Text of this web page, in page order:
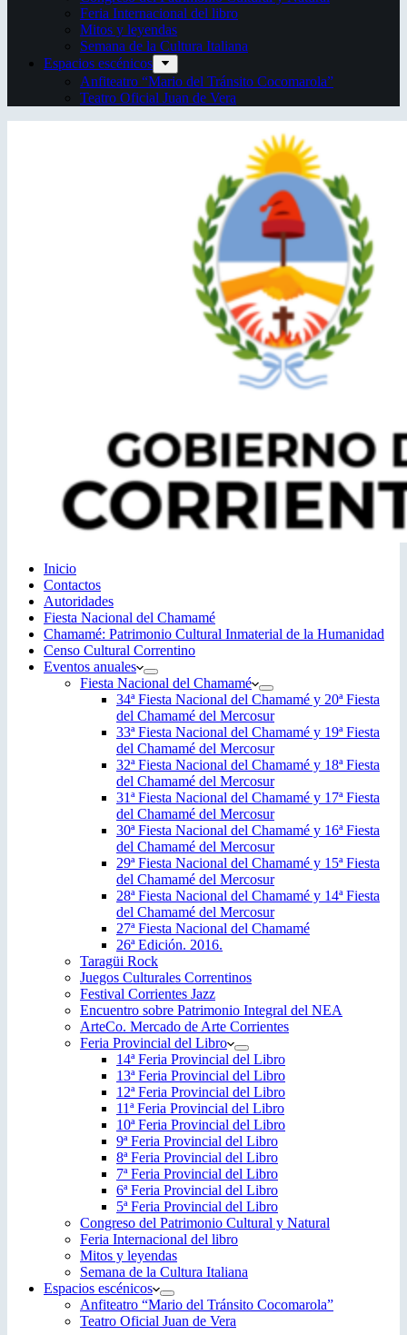
Feria Internacional del libro
Mitos y leyendas
Semana de la Cultura Italiana
Espacios escénicos
Anfiteatro “Mario del Tránsito Cocomarola”
Teatro Oficial Juan de Vera
Inicio
Contactos
Autoridades
Fiesta Nacional del Chamamé
Chamamé: Patrimonio Cultural Inmaterial de la Humanidad
Censo Cultural Correntino
Eventos anuales
Fiesta Nacional del Chamamé
34ª Fiesta Nacional del Chamamé y 20ª Fiesta
del Chamamé del Mercosur
33ª Fiesta Nacional del Chamamé y 19ª Fiesta
del Chamamé del Mercosur
32ª Fiesta Nacional del Chamamé y 18ª Fiesta
del Chamamé del Mercosur
31ª Fiesta Nacional del Chamamé y 17ª Fiesta
del Chamamé del Mercosur
30ª Fiesta Nacional del Chamamé y 16ª Fiesta
del Chamamé del Mercosur
29ª Fiesta Nacional del Chamamé y 15ª Fiesta
del Chamamé del Mercosur
28ª Fiesta Nacional del Chamamé y 14ª Fiesta
del Chamamé del Mercosur
27ª Fiesta Nacional del Chamamé
26ª Edición. 2016.
Taragüi Rock
Juegos Culturales Correntinos
Festival Corrientes Jazz
Encuentro sobre Patrimonio Integral del NEA
ArteCo. Mercado de Arte Corrientes
Feria Provincial del Libro
14ª Feria Provincial del Libro
13ª Feria Provincial del Libro
12ª Feria Provincial del Libro
11ª Feria Provincial del Libro
10ª Feria Provincial del Libro
9ª Feria Provincial del Libro
8ª Feria Provincial del Libro
7ª Feria Provincial del Libro
6ª Feria Provincial del Libro
5ª Feria Provincial del Libro
Congreso del Patrimonio Cultural y Natural
Feria Internacional del libro
Mitos y leyendas
Semana de la Cultura Italiana
Espacios escénicos
Anfiteatro “Mario del Tránsito Cocomarola”
Teatro Oficial Juan de Vera